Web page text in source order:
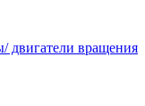
двигатели вращения